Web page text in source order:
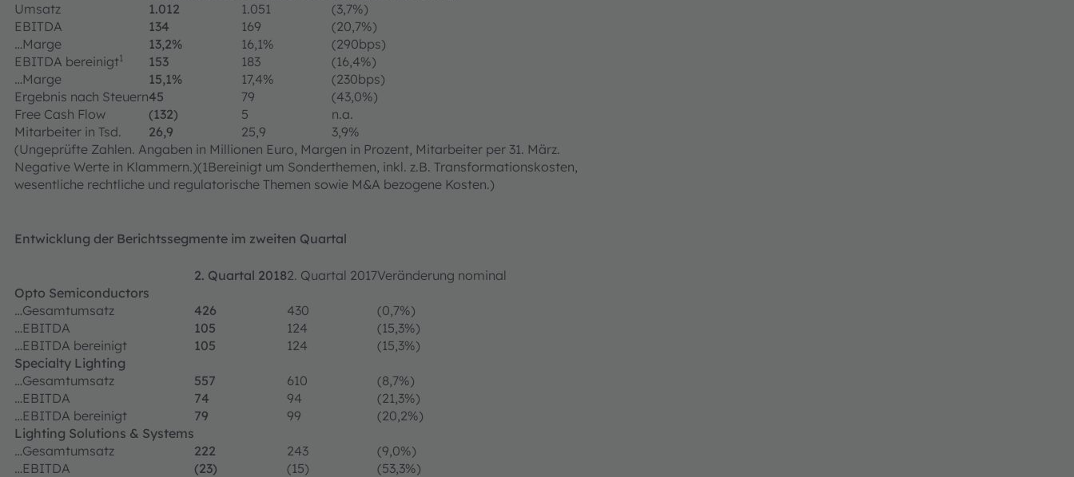
Umsatz
1.012 1.051
(3,7%)
EBITDA
134 169
(20,7%)
…Marge
13,2% 16,1%
(290bps)
EBITDA bereinigt1 153 183
(16,4%)
…Marge
15,1% 17,4%
(230bps)
Ergebnis nach Steuern45 79
(43,0%)
Free Cash Flow
(132) 5
n.a.
Mitarbeiter in Tsd.
26,9 25,9
3,9%
(Ungeprüfte Zahlen. Angaben in Millionen Euro, Margen in Prozent, Mitarbeiter per 31. März.
Negative Werte in Klammern.)(1Bereinigt um Sonderthemen, inkl. z.B. Transformationskosten,
wesentliche rechtliche und regulatorische Themen sowie M&A bezogene Kosten.)
Entwicklung der Berichtssegmente im zweiten Quartal
2. Quartal 20182. Quartal 2017Veränderung nominal
Opto Semiconductors
…Gesamtumsatz
426 430
(0,7%)
…EBITDA
105 124
(15,3%)
…EBITDA bereinigt
105 124
(15,3%)
Specialty Lighting
…Gesamtumsatz
557 610
(8,7%)
…EBITDA
74 94
(21,3%)
…EBITDA bereinigt
79 99
(20,2%)
Lighting Solutions & Systems
…Gesamtumsatz
222 243
(9,0%)
…EBITDA
(23) (15)
(53,3%)